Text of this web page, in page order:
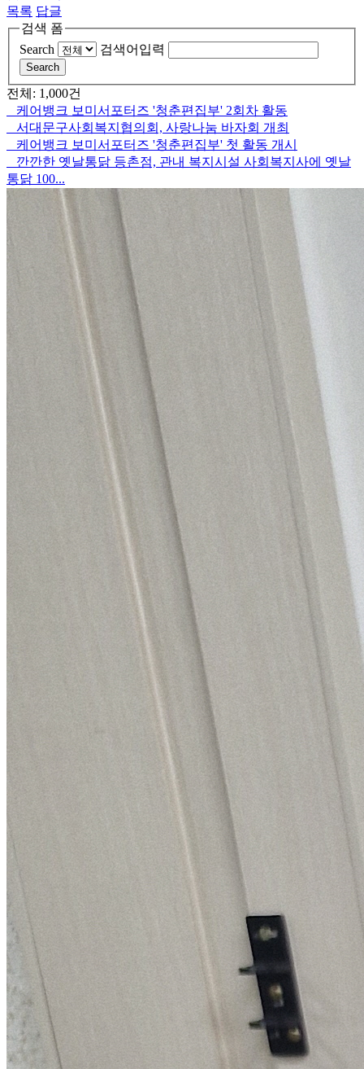
목록 답글
검색 폼
Search
검색어입력
Search
전체: 1,000건
케어뱅크 보미서포터즈 '청춘편집부' 2회차 활동
서대문구사회복지협의회, 사랑나눔 바자회 개최
케어뱅크 보미서포터즈 '청춘편집부' 첫 활동 개시
깐깐한 옛날통닭 등촌점, 관내 복지시설 사회복지사에 옛날
통닭 100...